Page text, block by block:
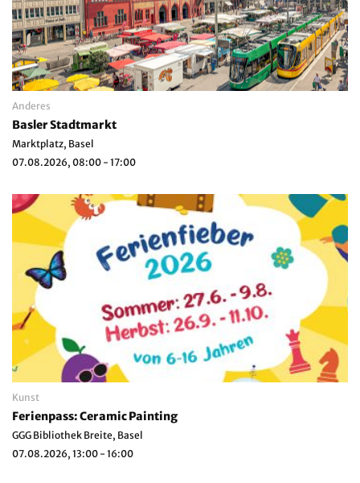
Anderes
Basler Stadtmarkt
Marktplatz, Basel
07.08.2026, 08:00 - 17:00
Kunst
Ferienpass: Ceramic Painting
GGG Bibliothek Breite, Basel
07.08.2026, 13:00 - 16:00